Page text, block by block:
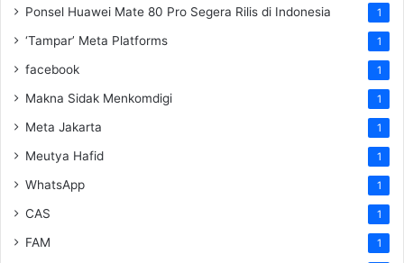
Ponsel Huawei Mate 80 Pro Segera Rilis di Indonesia 1
‘Tampar’ Meta Platforms 1
facebook 1
Makna Sidak Menkomdigi 1
Meta Jakarta 1
Meutya Hafid 1
WhatsApp 1
CAS 1
FAM 1